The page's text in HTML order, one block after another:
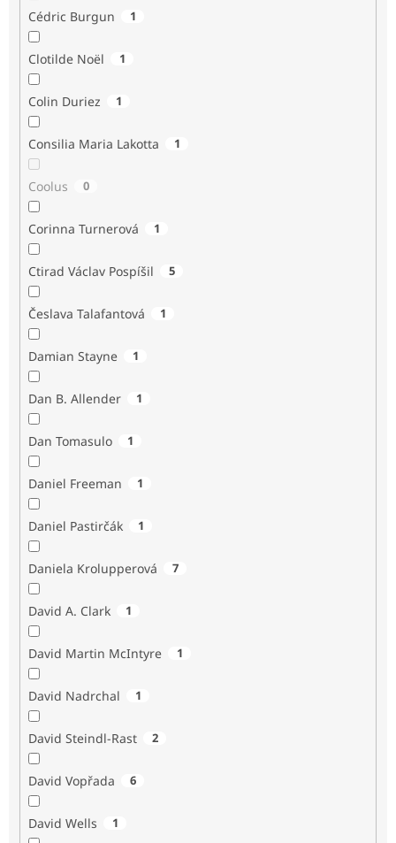
Cédric Burgun 1
Clotilde Noël 1
Colin Duriez 1
Consilia Maria Lakotta 1
Coolus 0
Corinna Turnerová 1
Ctirad Václav Pospíšil 5
Česlava Talafantová 1
Damian Stayne 1
Dan B. Allender 1
Dan Tomasulo 1
Daniel Freeman 1
Daniel Pastirčák 1
Daniela Krolupperová 7
David A. Clark 1
David Martin McIntyre 1
David Nadrchal 1
David Steindl-Rast 2
David Vopřada 6
David Wells 1